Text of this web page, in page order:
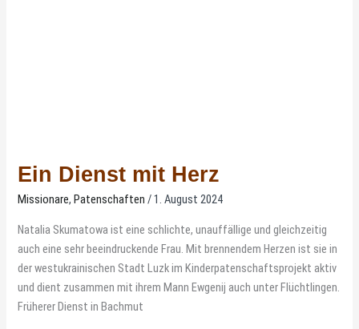
Ein Dienst mit Herz
Missionare,Patenschaften /1. August 2024
Natalia Skumatowa ist eine schlichte, unauffällige und gleichzeitig
auch eine sehr beeindruckende Frau. Mit brennendem Herzen ist sie in
der westukrainischen Stadt Luzk im Kinderpatenschaftsprojekt aktiv
und dient zusammen mit ihrem Mann Ewgenij auch unter Flüchtlingen.
Früherer Dienst in Bachmut